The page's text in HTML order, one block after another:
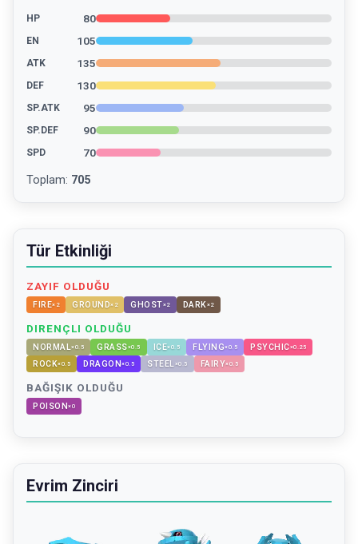
HP 80
EN 105
ATK 135
DEF 130
SP.ATK 95
SP.DEF 90
SPD 70
Toplam: 705
Tür Etkinliği
ZAYIF OLDUĞU
FIRE× 2 GROUND× 2 GHOST×2 DARK×2
DIRENÇLI OLDUĞU
NORMAL×0.5 GRASS×0.5 ICE×0.5 FLYING×0.5 PSYCHIC×0.25
ROCK×0.5 DRAGON×0.5 STEEL ×0.5 FAIRY×0.5
BAĞIŞIK OLDUĞU
POISON×0
Evrim Zinciri